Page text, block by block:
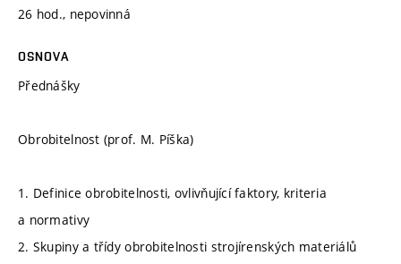
26 hod., nepovinná
OSNOVA
Přednášky
Obrobitelnost (prof. M. Píška)
1. Definice obrobitelnosti, ovlivňující faktory, kriteria
a normativy
2. Skupiny a třídy obrobitelnosti strojírenských materiálů